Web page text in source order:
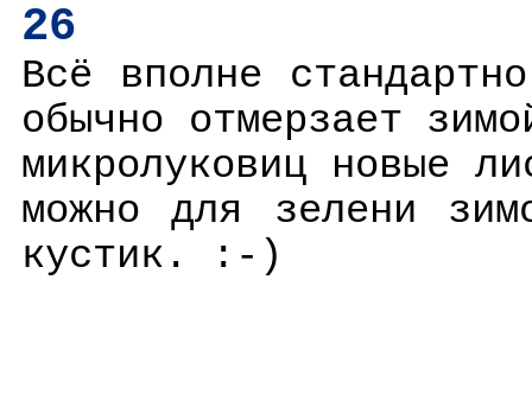
26
Всё вполне
обычно отмерзает
микролуковиц новые
можно для зелени
кустик. :-)